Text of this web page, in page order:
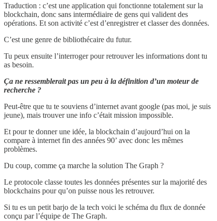
Traduction : c’est une application qui fonctionne totalement sur la
blockchain, donc sans intermédiaire de gens qui valident des
opérations. Et son activité c’est d’enregistrer et classer des données.
C’est une genre de bibliothécaire du futur.
Tu peux ensuite l’interroger pour retrouver les informations dont tu
as besoin.
Ça ne ressemblerait pas un peu à la définition d’un moteur de
recherche ?
Peut-être que tu te souviens d’internet avant google (pas moi, je suis
jeune), mais trouver une info c’était mission impossible.
Et pour te donner une idée, la blockchain d’aujourd’hui on la
compare à internet fin des années 90’ avec donc les mêmes
problèmes.
Du coup, comme ça marche la solution The Graph ?
Le protocole classe toutes les données présentes sur la majorité des
blockchains pour qu’on puisse nous les retrouver.
Si tu es un petit barjo de la tech voici le schéma du flux de donnée
conçu par l’équipe de The Graph.